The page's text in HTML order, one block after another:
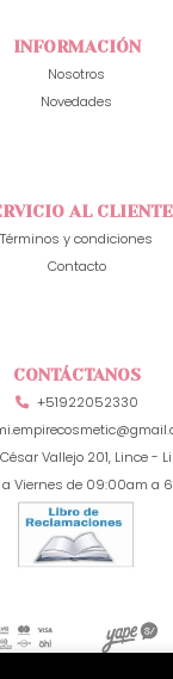
INFORMACIÓN
Nosotros
Novedades
AL CLIENTE
Términos y condiciones
Contacto
CONTÁCTANOS
+51922052330
Vallejo 201, Lince -
a Viernes de 09:00am a